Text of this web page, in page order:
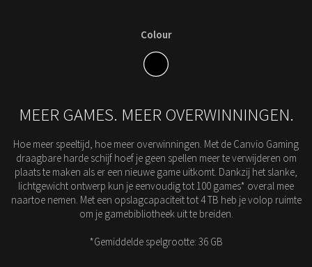
Colour
MEER GAMES. MEER OVERWINNINGEN.
Hoe meer speeltijd, hoe meer overwinningen. Met de Canvio Gaming
draagbare harde schijf hoef je geen spellen meer te verwijderen om
plaats te maken als er een nieuwe game uitkomt. Dankzij het slanke,
lichtgewicht ontwerp kun je eenvoudig tot 100 games* overal mee
naartoe nemen. Met een opslagcapaciteit tot 4 TB heb je volop ruimte
om je gamebibliotheek uit te breiden.
*Gemiddelde spelgrootte: 36 GB